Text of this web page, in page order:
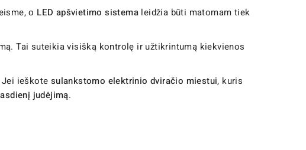
o LED apšvietimo sistema leidžia būti matomam tiek
Tai suteikia visišką kontrolę ir užtikrintumą kiekvienos
ieškote sulankstomo elektrinio dviračio miestui, kuris
judėjimą.